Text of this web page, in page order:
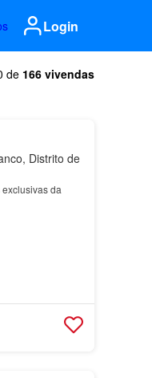
Login
de 166 vivendas
Distrito de
da